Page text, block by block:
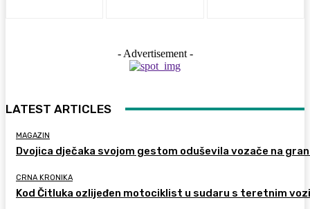
- Advertisement -
LATEST ARTICLES
MAGAZIN
Dvojica dječaka svojom gestom oduševila vozače na
CRNA KRONIKA
Kod Čitluka ozlijeđen motociklist u sudaru s teretnim